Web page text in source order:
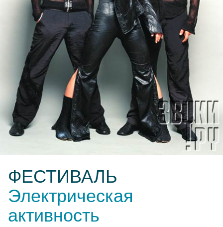
ФЕСТИВАЛЬ
Электрическая
активность